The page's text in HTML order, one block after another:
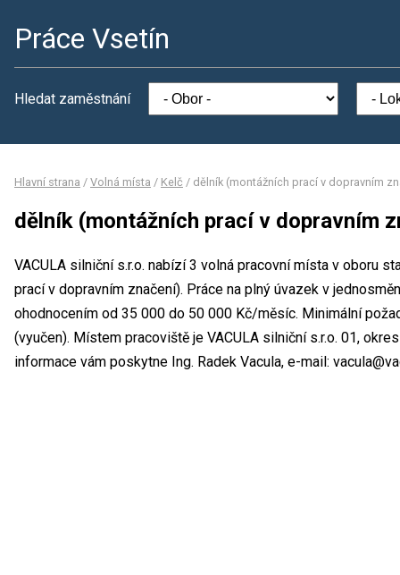
Práce Vsetín
Hledat zaměstnání
Hlavní strana / Volná místa / Kelč / dělník (montážních prací v dopravním
dělník (montážních prací v dopravním
VACULA silniční s.r.o. nabízí 3 volná pracovní místa v oboru
prací v dopravním značení). Práce na plný úvazek v
ohodnocením od 35 000 do 50 000 Kč/měsíc. Minimální
(vyučen). Místem pracoviště je VACULA silniční s.r.o. 01,
informace vám poskytne Ing. Radek Vacula, e-mail: